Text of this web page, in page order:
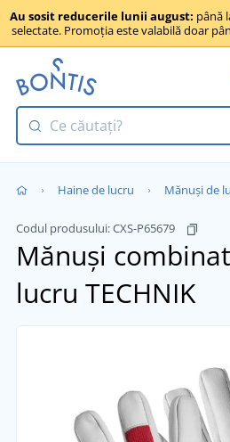
Au sosit reducerile lunii august: până
selectate. Promoția este valabilă doar
Haine de lucru Mănuși de
Codul produsului:CXS-P65679
Mănuși
lucru TECHNIK